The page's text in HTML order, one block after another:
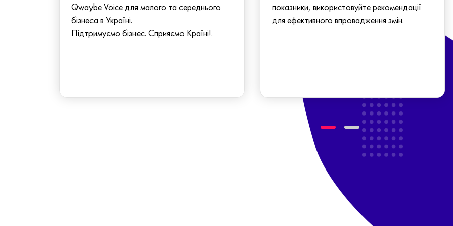
Qwaybe Voice для малого та середнього
бізнеса в Україні.
Підтримуємо бізнес. Сприяємо Країні!.
показники, використовуйте рекомендації
для ефективного впровадження змін.